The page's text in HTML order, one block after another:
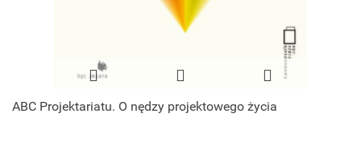
ABC Projektariatu. O nędzy projektowego życia